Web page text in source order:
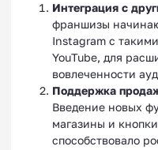
Интеграция с
франшизы
Instagram с
YouTube, для
вовлеченности
Поддержка
Введение новых
магазины и
способствовало